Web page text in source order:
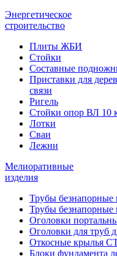
Энергетическое
строительство
Плиты ЖБИ
Стойки
Составные
Приставки для
связи
Ригель
Стойки опор ВЛ 10
Лотки
Сваи
Лежни
Мелиоративные
изделия
Трубы безнапорные
Трубы безнапорные
Оголовки
Оголовки для труб
Откосные крылья
Блоки фундамента